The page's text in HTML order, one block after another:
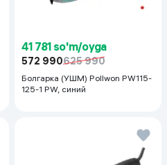
41 781 so'm/oyga
572 990625 990
Болгарка (УШМ) Pollwon PW115-
125-1 PW, синий